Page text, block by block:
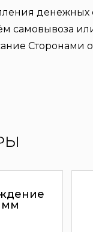
денежных
самовывоза
Сторонами
мм